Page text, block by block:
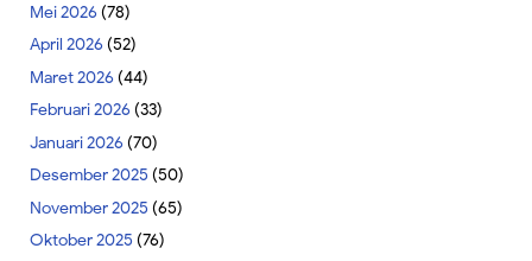
Mei 2026 (78)
April 2026 (52)
Maret 2026 (44)
Februari 2026 (33)
Januari 2026 (70)
Desember 2025 (50)
November 2025 (65)
Oktober 2025 (76)